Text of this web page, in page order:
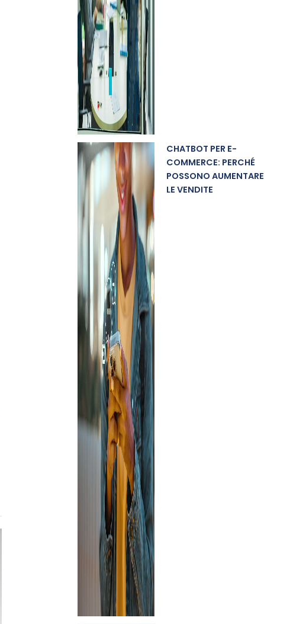
CHATBOT PER E-
COMMERCE: PERCHÉ
POSSONO AUMENTARE
LE VENDITE